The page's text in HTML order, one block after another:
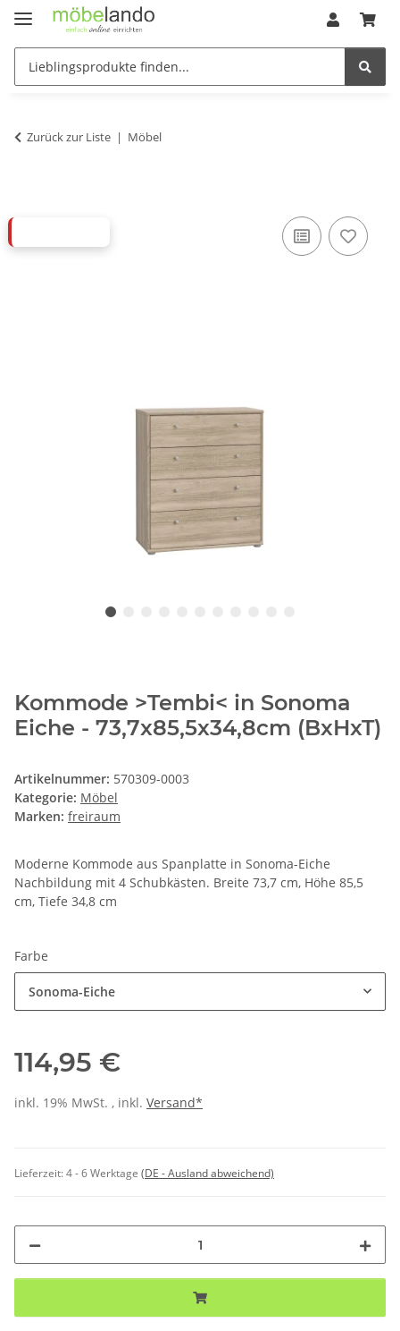
Zurück zur Liste Möbel
Kommode >Tembi< in Sonoma
Eiche - 73,7x85,5x34,8cm (BxHxT)
Artikelnummer: 570309-0003
Kategorie: Möbel
Marken: freiraum
Moderne Kommode aus Spanplatte in Sonoma-Eiche
Nachbildung mit 4 Schubkästen. Breite 73,7 cm, Höhe 85,5
cm, Tiefe 34,8 cm
Farbe
Sonoma-Eiche
114,95 €
inkl. 19% MwSt. , inkl. Versand*
Lieferzeit:4 - 6 Werktage (DE - Ausland abweichend)